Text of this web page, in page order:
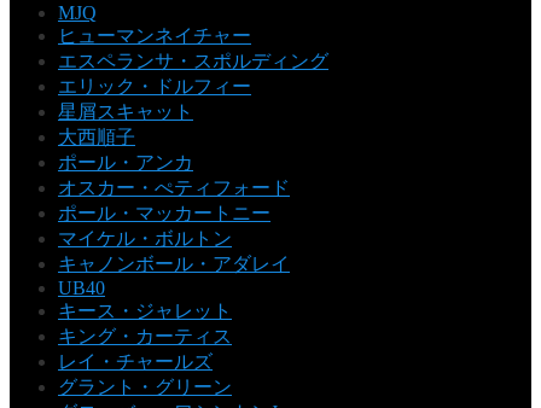
MJQ
ヒューマンネイチャー
エスペランサ・スポルディング
エリック・ドルフィー
星屑スキャット
大西順子
ポール・アンカ
オスカー・ぺティフォード
ポール・マッカートニー
マイケル・ボルトン
キャノンボール・アダレイ
UB40
キース・ジャレット
キング・カーティス
レイ・チャールズ
グラント・グリーン